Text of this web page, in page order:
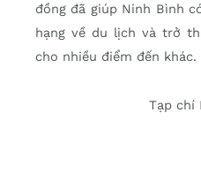
đồng đã giúp Ninh Bình
hạng về du lịch và trở
cho nhiều điểm đến khác.
Tạp chí